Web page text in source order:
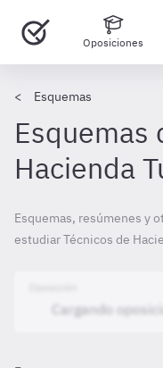
Oposiciones
Esquemas
Esquemas
Hacienda
Esquemas, resúmenes y
estudiar Técnicos de